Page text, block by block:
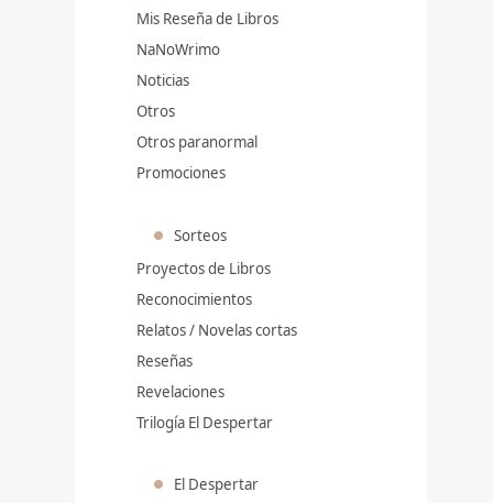
Mis Reseña de Libros
NaNoWrimo
Noticias
Otros
Otros paranormal
Promociones
Sorteos
Proyectos de Libros
Reconocimientos
Relatos / Novelas cortas
Reseñas
Revelaciones
Trilogía El Despertar
El Despertar